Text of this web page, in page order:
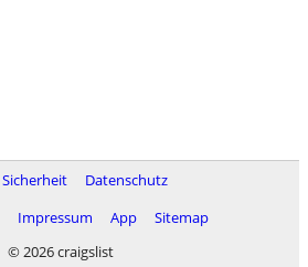
Sicherheit
Datenschutz
Impressum App
Sitemap
© 2026 craigslist